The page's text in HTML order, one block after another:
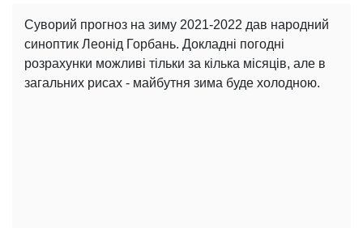
Суворий прогноз на зиму 2021-2022 дав народний
синоптик Леонід Горбань. Докладні погодні
розрахунки можливі тільки за кілька місяців, але в
загальних рисах - майбутня зима буде холодною.